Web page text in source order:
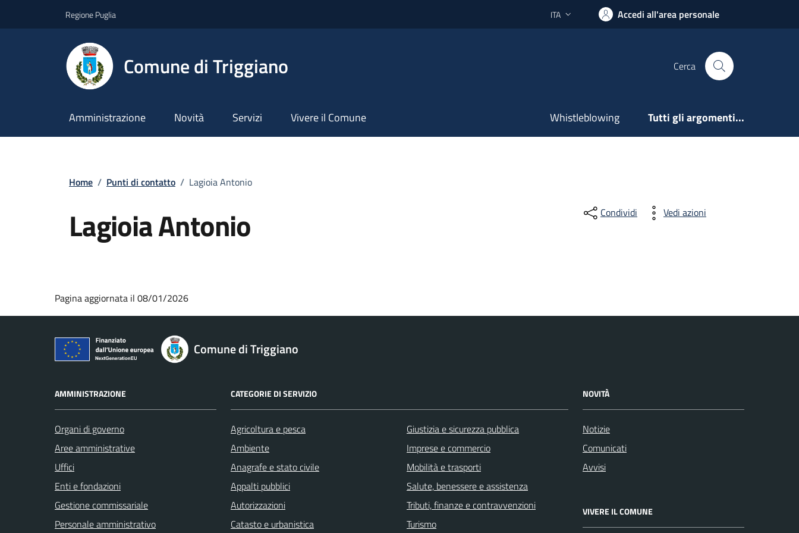
Regione Puglia Lingua attiva:
ITA Accedi all'area personale
Comune di Triggiano Cerca
Amministrazione Novità Servizi Vivere il Comune Whistleblowing Tutti gli argomenti...
Home / Punti di contatto / Lagioia Antonio
Lagioia Antonio Condividi Vedi azioni
Pagina aggiornata il 08/01/2026
Comune di Triggiano
AMMINISTRAZIONE
Organi di governo
Aree amministrative
Uffici
Enti e fondazioni
Gestione commissariale
Personale amministrativo
CATEGORIE DI SERVIZIO
Agricoltura e pesca
Ambiente
Anagrafe e stato civile
Appalti pubblici
Autorizzazioni
Catasto e urbanistica
Giustizia e sicurezza pubblica
Imprese e commercio
Mobilità e trasporti
Salute, benessere e assistenza
Tributi, finanze e contravvenzioni
Turismo
NOVITÀ
Notizie
Comunicati
Avvisi
VIVERE IL COMUNE